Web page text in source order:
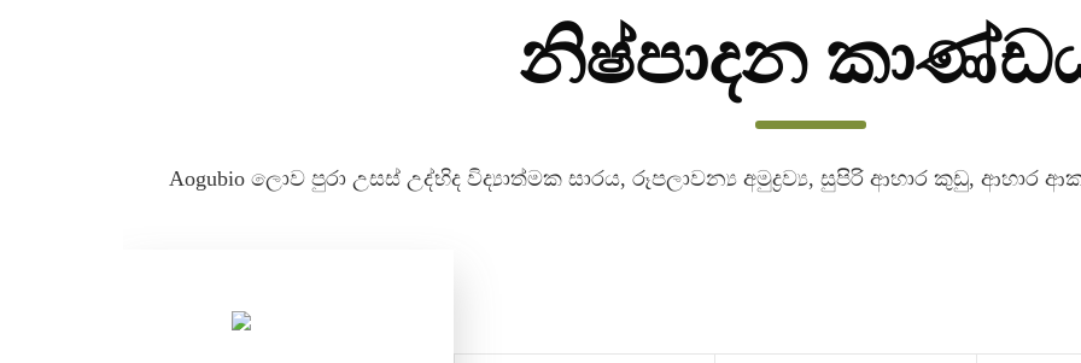
නිෂ්පාදන
Aogubio ලොව පුරා උසස් උද්භිද විද්‍යාත්මක සාරය, රූපලාවන්‍ය අමුද්‍රව්‍ය, සුපිරි ආහාර කුඩු, ආහාර